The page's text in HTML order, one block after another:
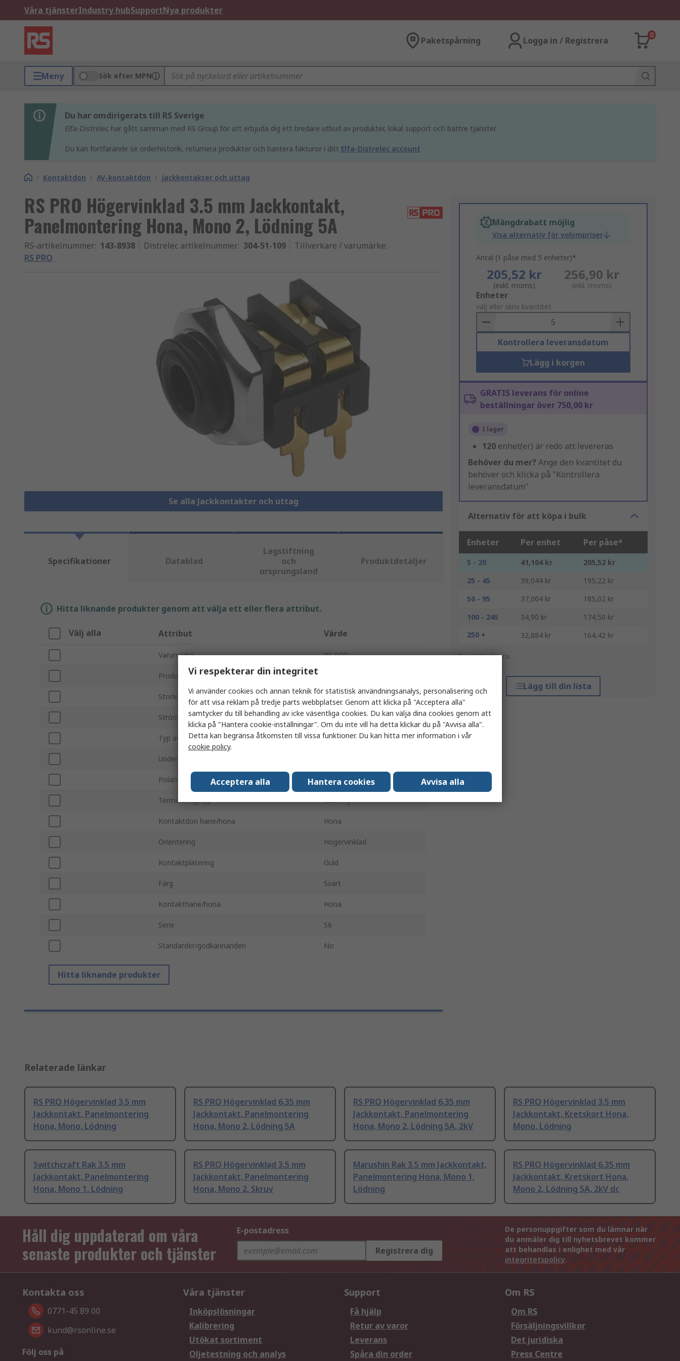
Våra tjänsterIndustry hubSupportNya produkter
Paketspårning Logga in / Registrera
0
Meny Sök efter MPN
Du har omdirigerats till RS Sverige
Elfa-Distrelec har gått samman med RS Group för att erbjuda dig ett bredare utbud av produkter, lokal support och bättre tjänster.
Du kan fortfarande se orderhistorik, returnera produkter och hantera fakturor i ditt Elfa-Distrelec account
/ Kontaktdon / AV-kontaktdon / Jackkontakter och uttag
RS PRO Högervinklad 3.5 mm Jackkontakt,
Panelmontering Hona, Mono 2, Lödning 5A
RS-artikelnummer: 143-8938 Distrelec artikelnummer: 304-51-109 Tillverkare / varumärke:
RS PRO
Se alla Jackkontakter och uttag
Mängdrabatt möjlig
Visa alternativ för volympriser
Antal (1 påse med 5 enheter)*
205,52 kr
(exkl. moms)
256,90 kr
(inkl. moms)
Add
to
Basket
Enheter
välj eller skriv kvantitet
Kontrollera leveransdatum
Lägg i korgen
GRATIS leverans för online
beställningar över 750,00 kr
I lager
120 enhet(er) är redo att levereras
Behöver du mer? Ange den kvantitet du
behöver och klicka på "Kontrollera
leveransdatum"
Alternativ för att köpa i bulk
Enheter Per enhet Per påse*
5 - 20 41,104 kr
205,52 kr
25 - 45
39,044 kr
195,22 kr
50 - 95
37,004 kr
185,02 kr
100 - 245
34,90 kr
174,50 kr
250 +
32,884 kr 164,42 kr
*vägledande pris
Lägg till din lista
Specifikationer Datablad
Lagstiftning
och
ursprungsland
Produktdetaljer
Hitta liknande produkter genom att välja ett eller flera attribut.
Välj alla Attribut Värde
Varumärke RS PRO
Produkttyp
Storlek 3.5 mm
Ström 5A
Typ av fäste Panelmontering
Undertyp
Polantal 2
Termineringstyp Lödning
Kontaktdon hane/hona Hona
Orientering Högervinklad
Kontaktplätering Guld
Färg Svart
Kontakthane/hona Hona
Serie S6
Standarder/godkännanden No
Hitta liknande produkter
Relaterade länkar
RS PRO Högervinklad 3.5 mm
Jackkontakt, Panelmontering
Hona, Mono, Lödning
RS PRO Högervinklad 6.35 mm
Jackkontakt, Panelmontering
Hona, Mono 2, Lödning 5A
RS PRO Högervinklad 6.35 mm
Jackkontakt, Panelmontering
Hona, Mono 2, Lödning 5A, 2kV
RS PRO Högervinklad 3.5 mm
Jackkontakt, Kretskort Hona,
Mono, Lödning
Switchcraft Rak 3.5 mm
Jackkontakt, Panelmontering
Hona, Mono 1, Lödning
RS PRO Högervinklad 3.5 mm
Jackkontakt, Panelmontering
Hona, Mono 2, Skruv
Marushin Rak 3.5 mm Jackkontakt,
Panelmontering Hona, Mono 1,
Lödning
RS PRO Högervinklad 6.35 mm
Jackkontakt, Kretskort Hona,
Mono 2, Lödning 5A, 2kV dc
Håll dig uppdaterad om våra
senaste produkter och tjänster
E-postadress
Registrera dig
De personuppgifter som du lämnar när
du anmäler dig till nyhetsbrevet kommer
att behandlas i enlighet med vår
integritetspolicy.
Kontakta oss
0771-45 89 00
kund@rsonline.se
Följ oss på
Våra tjänster
Inköpslösningar
Kalibrering
Utökat sortiment
Oljetestning och analys
Support
Få hjälp
Retur av varor
Leverans
Spåra din order
Om RS
Om RS
Försäljningsvillkor
Det juridiska
Press Centre
Vi respekterar din integritet
Vi använder cookies och annan teknik för statistisk användningsanalys, personalisering och
för att visa reklam på tredje parts webbplatser. Genom att klicka på "Acceptera alla"
samtycker du till behandling av icke väsentliga cookies. Du kan välja dina cookies genom att
klicka på "Hantera cookie-inställningar". Om du inte vill ha detta klickar du på "Avvisa alla".
Detta kan begränsa åtkomsten till vissa funktioner. Du kan hitta mer information i vår
cookie policy.
Acceptera alla Hantera cookies Avvisa alla